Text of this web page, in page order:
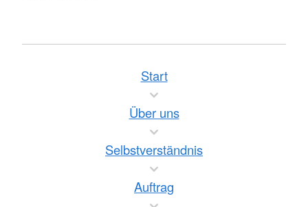
Start
Über uns
Selbstverständnis
Auftrag